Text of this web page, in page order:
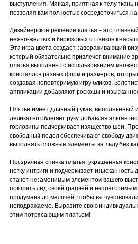
выступления. Мягкая, приятная к телу ткань
позволяя вам полностью сосредоточиться на
Дизайнерское решение платья – это
нежно-желтых и бирюзовых оттенков к
Эта игра цвета создает завораживающий
который обязательно привлечет внимание
платья выполнено с использованием
кристаллов разных форм и размеров,
создавая неповторимую игру бликов.
аппликации добавляют роскоши и
Платье имеет длинный рукав, выполненный
деликатно облегает руку, добавляя
горловины подчеркивает изящество шеи.
свободный подол обеспечивают свободу
выполнять сложные элементы на льду без
Прозрачная спинка платья, украшенная
нотку интриги и подчеркивает изысканность
станет незаменимым элементом вашего
покорить лед своей грацией и
продумана до мелочей, чтобы вы
неподражаемо. Выразите свою
этим потрясающим платьем!